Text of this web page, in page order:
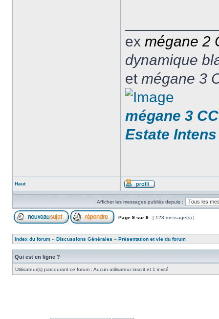
ex mégane 2
dynamique
et mégane 3
mégane 3
Estate
Haut
Afficher les messages publiés depuis :
Page 9 sur 9 [ 123 message(s) ]
Index du forum » Discussions Générales » Présentation et vie du forum
Qui est en ligne ?
Utilisateur(s) parcourant ce forum : Aucun utilisateur inscrit et 1 invité